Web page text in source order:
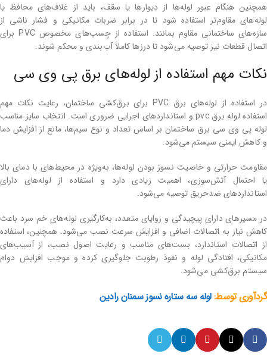
همچنین هنگام عبور لوله‌ها از دیوارها یا سقف، باید از غلاف‌های محافظ یا
لوله‌های مقاوم‌تر استفاده شود تا در برابر ضربات مکانیکی و فشار ناشی از
سازه‌های ساختمانی مقاوم بمانند. استفاده از چسب‌های مخصوص PVC برای
اتصال قطعات نیز توصیه می‌شود تا درزها کاملاً آب‌بندی و محکم شوند.
نکات مهم استفاده از لوله‌های برق پی وی سی
در استفاده از لوله‌های برق PVC برای برق‌کشی ساختمان، رعایت نکات مهم
استفاده لوله برق pvc و استانداردهای اجرایی ضروری است. انتخاب سایز مناسب
لوله پی وی سی برق ساختمان بر اساس تعداد و نوع سیم‌ها، مانع از افزایش دما
و کاهش ایمنی سیستم می‌شود.
مقاومت حرارتی و خاصیت نسوز بودن لوله‌ها، به‌ویژه در محیط‌های با دمای بالا
یا احتمال آتش‌سوزی، اهمیت زیادی دارد و استفاده از لوله‌های دارای
استانداردهای ضدحریق توصیه می‌شود.
در مسیرهای دارای پیچیدگی و زوایای متعدد، به‌کارگیری لوله‌های خم سرد باعث
کاهش نیاز به اتصالات اضافی و افزایش سرعت نصب می‌شود. همچنین، استفاده
از اتصالات استاندارد، بست‌های مناسب و رعایت اصول نصب، از آسیب‌های
مکانیکی، افتادگی لوله و نفوذ رطوبت جلوگیری کرده و موجب افزایش دوام
سیستم برق‌کشی می‌شود.
گردآوری توسط:لوله سه ستاره نسوز سمنان رادین